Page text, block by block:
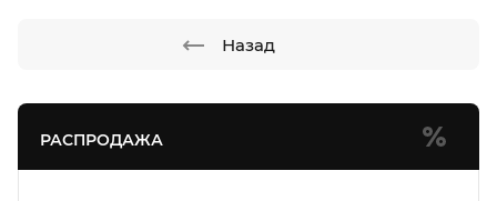
РАСПРОДАЖА
Назад